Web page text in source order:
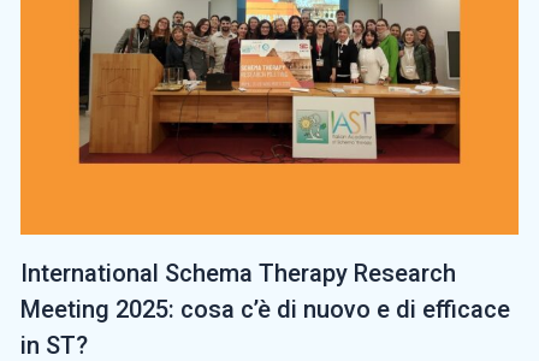
International Schema Therapy Research
Meeting 2025: cosa c’è di nuovo e di efficace
in ST?